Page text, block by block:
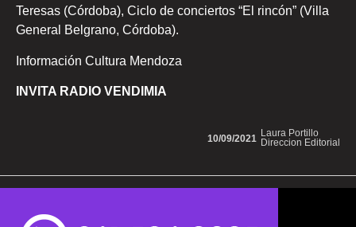
Teresas (Córdoba), Ciclo de conciertos “El rincón” (Villa
General Belgrano, Córdoba).
Información Cultura Mendoza
INVITA RADIO VENDIMIA
Laura Portillo
Direccion Editorial
10/09/2021